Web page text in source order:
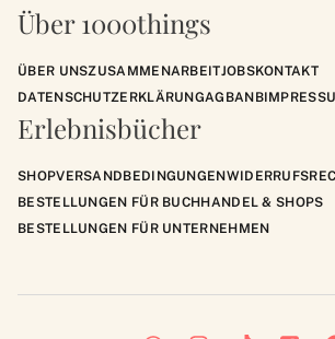
Über 1000things
ÜBER UNSZUSAMMENARBEITJOBSKONTAKT
DATENSCHUTZERKLÄRUNGAGBANB
Erlebnisbücher
SHOPVERSANDBEDINGUNGEN
BESTELLUNGEN FÜR BUCHHANDEL & SHOPS
BESTELLUNGEN FÜR UNTERNEHMEN